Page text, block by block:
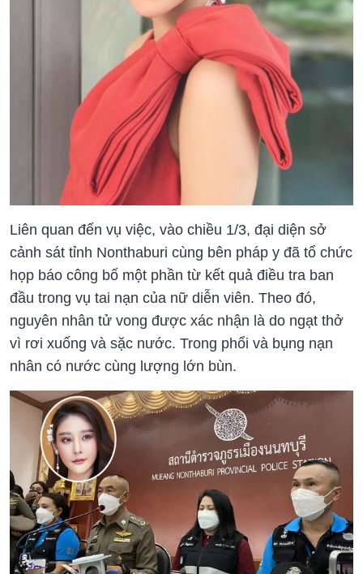
Liên quan đến vụ việc, vào chiều 1/3, đại diện sở
cảnh sát tỉnh Nonthaburi cùng bên pháp y đã tổ chức
họp báo công bố một phần từ kết quả điều tra ban
đầu trong vụ tai nạn của nữ diễn viên. Theo đó,
nguyên nhân tử vong được xác nhận là do ngạt thở
vì rơi xuống và sặc nước. Trong phổi và bụng nạn
nhân có nước cùng lượng lớn bùn.